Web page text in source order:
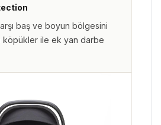
baş ve boyun bölgesini
köpükler ile ek yan darbe